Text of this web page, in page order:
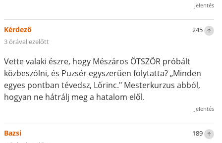
Jelentés
245
Kérdező
3 órával ezelőtt
Vette valaki észre, hogy Mészáros ÖTSZÖR próbált
közbeszólni, és Puzsér egyszerűen folytatta? „Minden
egyes pontban tévedsz, Lőrinc." Mesterkurzus abból,
hogyan ne hátrálj meg a hatalom elől.
Jelentés
189
Bazsi